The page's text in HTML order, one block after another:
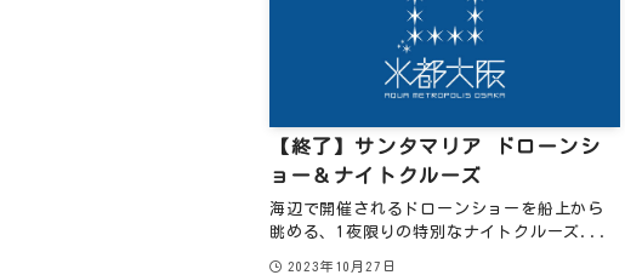
【終了】サンタマリア ドローンシ
ョー＆ナイトクルーズ
海辺で開催されるドローンショーを船上から
眺める、1夜限りの特別なナイトクルーズ...
2023年10月27日